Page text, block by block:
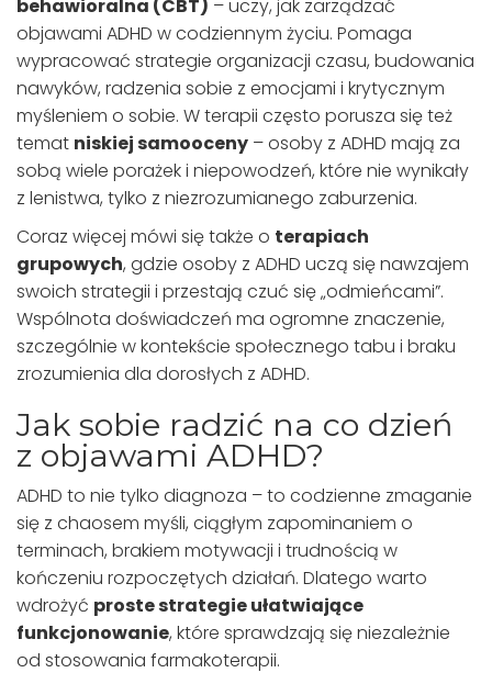
behawioralna (CBT) – uczy, jak zarządzać
objawami ADHD w codziennym życiu. Pomaga
wypracować strategie organizacji czasu, budowania
nawyków, radzenia sobie z emocjami i krytycznym
myśleniem o sobie. W terapii często porusza się też
temat niskiej samooceny – osoby z ADHD mają za
sobą wiele porażek i niepowodzeń, które nie wynikały
z lenistwa, tylko z niezrozumianego zaburzenia.
Coraz więcej mówi się także o terapiach
grupowych, gdzie osoby z ADHD uczą się nawzajem
swoich strategii i przestają czuć się „odmieńcami”.
Wspólnota doświadczeń ma ogromne znaczenie,
szczególnie w kontekście społecznego tabu i braku
zrozumienia dla dorosłych z ADHD.
Jak sobie radzić na co dzień
z objawami ADHD?
ADHD to nie tylko diagnoza – to codzienne zmaganie
się z chaosem myśli, ciągłym zapominaniem o
terminach, brakiem motywacji i trudnością w
kończeniu rozpoczętych działań. Dlatego warto
wdrożyć proste strategie ułatwiające
funkcjonowanie, które sprawdzają się niezależnie
od stosowania farmakoterapii.